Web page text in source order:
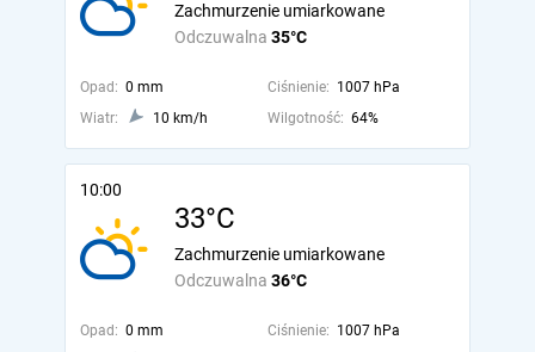
Odczuwalna 35°C
Zachmurzenie umiarkowane
Opad: 0 mm Ciśnienie: 1007 hPa
Wiatr:
10 km/h Wilgotność: 64%
10:00
33°C
Odczuwalna 36°C
Zachmurzenie umiarkowane
Opad: 0 mm Ciśnienie: 1007 hPa